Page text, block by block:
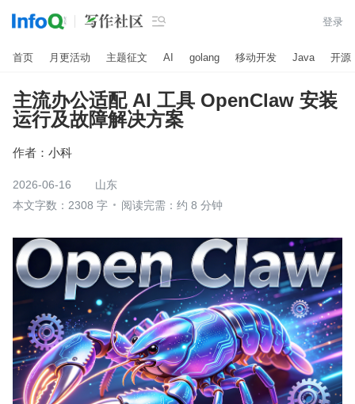
 登录
首页 月更活动 主题征文 AI golang 移动开发 Java 开源
主流办公适配 AI 工具 OpenClaw 安装
运行及故障解决方案
作者： 小科
2026-06-16
山东
本文字数：2308 字
阅读完需：约 8 分钟